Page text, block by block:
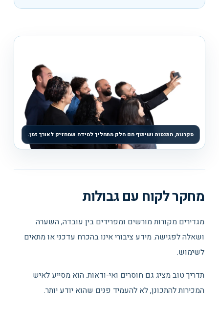
סקרנות, התנסות ושיתוף הם חלק מתהליך למידה שמחזיק לאורך זמן.
מחקר לקוח עם גבולות
מגדירים מקורות מורשים ומפרידים בין עובדה, השערה
ושאלה לפגישה. מידע ציבורי אינו בהכרח עדכני או מתאים
לשימוש.
תדריך טוב מציג גם חוסרים ואי-ודאות. הוא מסייע לאיש
המכירות להתכונן, לא להעמיד פנים שהוא יודע יותר.